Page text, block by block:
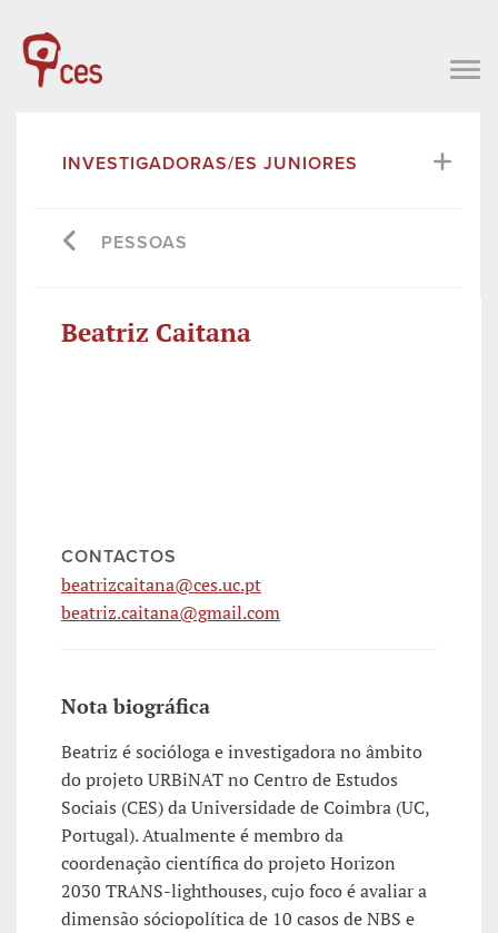
INVESTIGADORAS/ES JUNIORES
PESSOAS
Beatriz Caitana
CONTACTOS
beatrizcaitana@ces.uc.pt
beatriz.caitana@gmail.com
Nota biográfica
Beatriz é socióloga e investigadora no âmbito
do projeto URBiNAT no Centro de Estudos
Sociais (CES) da Universidade de Coimbra (UC,
Portugal). Atualmente é membro da
coordenação científica do projeto Horizon
2030 TRANS-lighthouses, cujo foco é avaliar a
dimensão sóciopolítica de 10 casos de NBS e